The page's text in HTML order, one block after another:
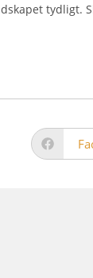
tydligt.